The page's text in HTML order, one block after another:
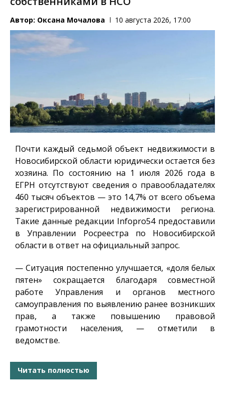
Автор: Оксана Мочалова 10 августа 2026, 17:00
Почти каждый седьмой объект недвижимости в
Новосибирской области юридически остается без
хозяина. По состоянию на 1 июля 2026 года в
ЕГРН отсутствуют сведения о правообладателях
460 тысяч объектов — это 14,7% от всего объема
зарегистрированной недвижимости региона.
Такие данные редакции Infopro54предоставили
в Управлении Росреестра по Новосибирской
области в ответ на официальный запрос.
— Ситуация постепенно улучшается, «доля белых
пятен» сокращается благодаря совместной
работе Управления и органов местного
самоуправления по выявлению ранее возникших
прав, а также повышению правовой
грамотности населения, — отметили в
ведомстве.
Читать полностью